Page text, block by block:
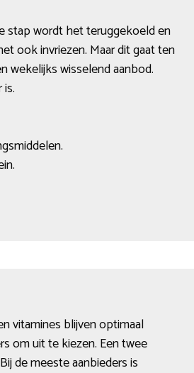
stap wordt het teruggekoeld en
ook invriezen. Maar dit gaat ten
wekelijks wisselend aanbod.
vitamines blijven optimaal
om uit te kiezen. Een twee
de meeste aanbieders is